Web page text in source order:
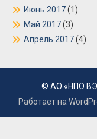
Июнь 2017(1)
Май 2017(3)
Апрель 2017(4)
© АО «НПО
Работает на